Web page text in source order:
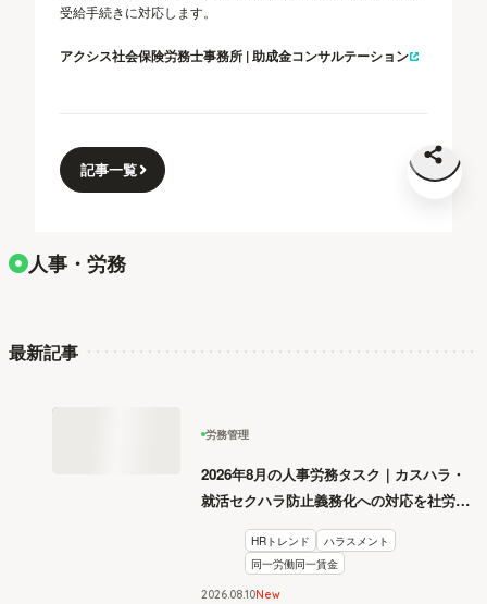
受給手続きに対応します。
アクシス社会保険労務士事務所 | 助成金コンサルテーション
記事一覧
人事・労務
最新記事
労務管理
2026年8月の人事労務タスク｜カスハラ・
就活セクハラ防止義務化への対応を社労士
HRトレンド
ハラスメント
同一労働同一賃金
2026.0810New